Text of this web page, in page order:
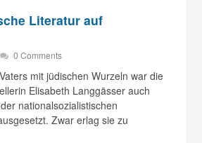
Literatur auf
0 Comments
mit jüdischen Wurzeln war die
Elisabeth Langgässer auch
nationalsozialistischen
Zwar erlag sie zu